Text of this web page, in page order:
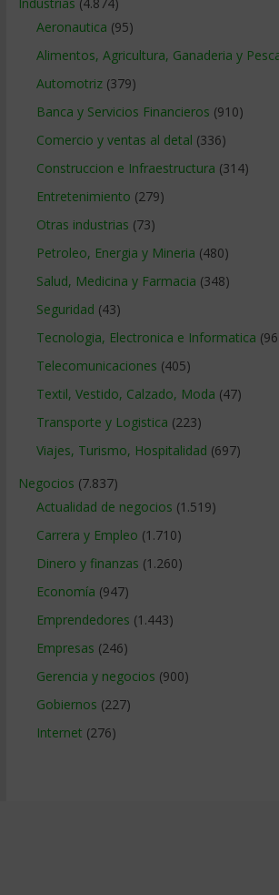
Aeronautica (95)
Alimentos, Agricultura, Ganaderia y
Automotriz(379)
Banca y Servicios Financieros (910)
Comercio y ventas al detal (336)
Construccion e Infraestructura (314)
Entretenimiento (279)
Otras industrias (73)
Petroleo, Energia y Mineria (480)
Salud, Medicina y Farmacia (348)
Seguridad (43)
Tecnologia, Electronica e Informatica
Telecomunicaciones (405)
Textil, Vestido, Calzado, Moda (47)
Transporte y Logistica (223)
Viajes, Turismo, Hospitalidad (697)
Negocios (7.837)
Actualidad de negocios (1.519)
Carrera y Empleo (1.710)
Dinero y finanzas (1.260)
Economía (947)
Emprendedores (1.443)
Empresas (246)
Gerencia y negocios (900)
Gobiernos (227)
Internet (276)